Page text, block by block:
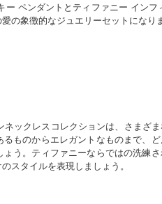
ー ペンダントとティファニー インフ
の象徴的なジュエリーセットになり
ネックレスコレクションは、さまざ
ものからエレガントなものまで、
ょう。ティファニーならではの洗練
スタイルを表現しましょう。